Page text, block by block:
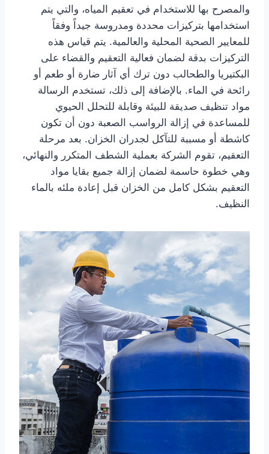
والمصرح بها للاستخدام في تعقيم المياه، والتي يتم
استخدامها بتركيزات محددة ومدروسة جيداً وفقاً
للمعايير الصحية المحلية والعالمية. يتم قياس هذه
التركيزات بدقة لضمان فعالية التعقيم والقضاء على
البكتيريا والطحالب دون ترك أي آثار ضارة أو طعم أو
رائحة في الماء. بالإضافة إلى ذلك، تستخدم الرسالة
مواد تنظيف صديقة للبيئة وقابلة للتحلل الحيوي
للمساعدة في إزالة الرواسب الصعبة دون أن تكون
كاشطة أو مسببة للتآكل لجدران الخزان. بعد مرحلة
التعقيم، تقوم الشركة بعملية الشطف المتكرر والنهائي،
وهي خطوة حاسمة لضمان إزالة جميع بقايا مواد
التعقيم بشكل كامل من الخزان قبل إعادة ملئه بالماء
النظيف.